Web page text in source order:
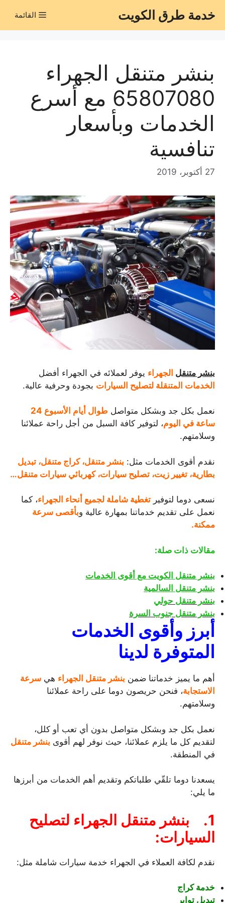
إلى
المحتوى
خدمة طرق الكويت القائمة
بنشر متنقل الجهراء
65807080 مع أسرع
الخدمات وبأسعار
تنافسية
27 أكتوبر، 2019
بنشر متنقل الجهراء يوفر لعملائه في الجهراء أفضل
الخدمات المتنقلة لتصليح السيارات بجودة وحرفية عالية.
نعمل بكل جد وبشكل متواصل
طوال أيام الأسبوع 24
ساعة في اليوم، لتوفير كافة السبل من أجل راحة عملائنا
وسلامتهم.
نقدم أقوى الخدمات مثل: بنشر متنقل، كراج متنقل، تبديل
بطارية، تغيير زيت، تصليح سيارات، كهربائي سيارات متنقل…
نسعى دوما لتوفير تغطية شاملة لجميع أنحاء الجهراء، كما
نعمل على تقديم خدماتنا بمهارة عالية وبأقصى سرعة
ممكنة.
مقالات ذات صلة:
بنشر متنقل الكويت مع أقوى الخدمات
بنشر متنقل السالمية
بنشر متنقل حولي
بنشر متنقل جنوب السرة
أبرز وأقوى الخدمات
المتوفرة لدينا
أهم ما يميز خدماتنا ضمن بنشر متنقل الجهراء هي سرعة
الاستجابة، فنحن حريصون دوما على راحة عملائنا
وسلامتهم.
نعمل بكل جد وبشكل متواصل بدون أي تعب أو كلل،
لتقديم كل ما يلزم عملائنا، حيث نوفر لهم أقوى بنشر متنقل
في المنطقة.
يسعدنا دوما تلقّي طلباتكم وتقديم أهم الخدمات من أبرزها
ما يلي:
1.
بنشر متنقل الجهراء لتصليح
السيارات:
نقدم لكافة العملاء في الجهراء خدمة سيارات شاملة مثل:
خدمة كراج
تبديل تواير